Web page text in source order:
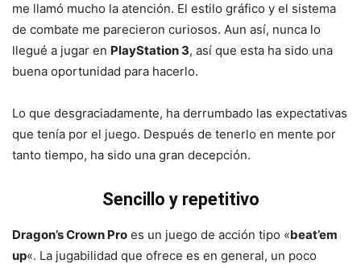
me llamó mucho la atención. El estilo gráfico y el sistema
de combate me parecieron curiosos. Aun así, nunca lo
llegué a jugar en PlayStation 3, así que esta ha sido una
buena oportunidad para hacerlo.
Lo que desgraciadamente, ha derrumbado las expectativas
que tenía por el juego. Después de tenerlo en mente por
tanto tiempo, ha sido una gran decepción.
Sencillo y repetitivo
Dragon’s Crown Pro es un juego de acción tipo «beat’em
up«. La jugabilidad que ofrece es en general, un poco